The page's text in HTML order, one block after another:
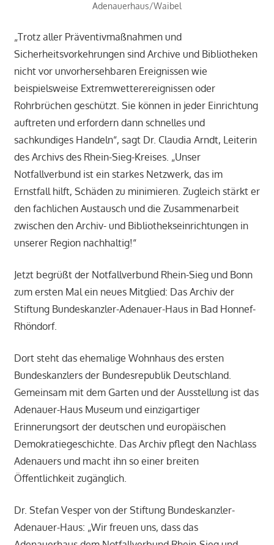
Adenauerhaus/Waibel
„Trotz aller Präventivmaßnahmen und
Sicherheitsvorkehrungen sind Archive und Bibliotheken
nicht vor unvorhersehbaren Ereignissen wie
beispielsweise Extremwetterereignissen oder
Rohrbrüchen geschützt. Sie können in jeder Einrichtung
auftreten und erfordern dann schnelles und
sachkundiges Handeln“, sagt Dr. Claudia Arndt, Leiterin
des Archivs des Rhein-Sieg-Kreises. „Unser
Notfallverbund ist ein starkes Netzwerk, das im
Ernstfall hilft, Schäden zu minimieren. Zugleich stärkt er
den fachlichen Austausch und die Zusammenarbeit
zwischen den Archiv- und Bibliothekseinrichtungen in
unserer Region nachhaltig!“
Jetzt begrüßt der Notfallverbund Rhein-Sieg und Bonn
zum ersten Mal ein neues Mitglied: Das Archiv der
Stiftung Bundeskanzler-Adenauer-Haus in Bad Honnef-
Rhöndorf.
Dort steht das ehemalige Wohnhaus des ersten
Bundeskanzlers der Bundesrepublik Deutschland.
Gemeinsam mit dem Garten und der Ausstellung ist das
Adenauer-Haus Museum und einzigartiger
Erinnerungsort der deutschen und europäischen
Demokratiegeschichte. Das Archiv pflegt den Nachlass
Adenauers und macht ihn so einer breiten
Öffentlichkeit zugänglich.
Dr. Stefan Vesper von der Stiftung Bundeskanzler-
Adenauer-Haus: „Wir freuen uns, dass das